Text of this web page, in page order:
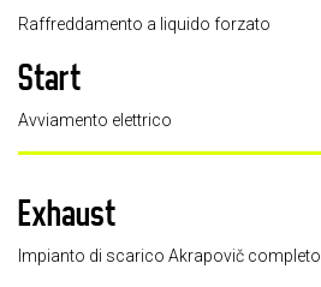
Raffreddamento a liquido forzato
Start
Avviamento elettrico
Exhaust
Impianto di scarico Akrapovič completo